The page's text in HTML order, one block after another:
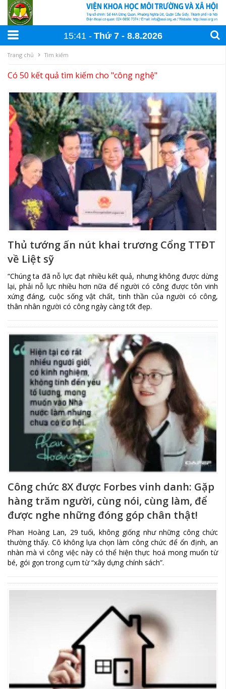
15:41 Thứ 7 8.8.2026
Trang chủ Tìm kiếm
Có 50 kết quả tìm kiếm cho "công nghệ"
Thủ tướng ấn nút khai trương Cổng TTĐT
về Liệt sỹ
“Chúng ta đã nỗ lực đạt nhiều kết quả, nhưng không được dừng
lại, phải nỗ lực nhiều hơn nữa để người có công được tôn vinh
xứng đáng, cuộc sống vật chất, tinh thần của người có công,
thân nhân người có công ngày càng tốt đẹp.
Công chức 8X được Forbes vinh danh: Gặp
hàng trăm người, cùng nói, cùng làm, để
được nghe những đóng góp chân thật!
Phan Hoàng Lan, 29 tuổi, không giống như những công chức
thường thấy. Cô không lựa chọn làm công chức để ổn định, an
nhàn mà vì công việc này có thể hiện thực hoá mong muốn từ
bé, gói gọn trong cụm từ “xây dựng chính sách”.